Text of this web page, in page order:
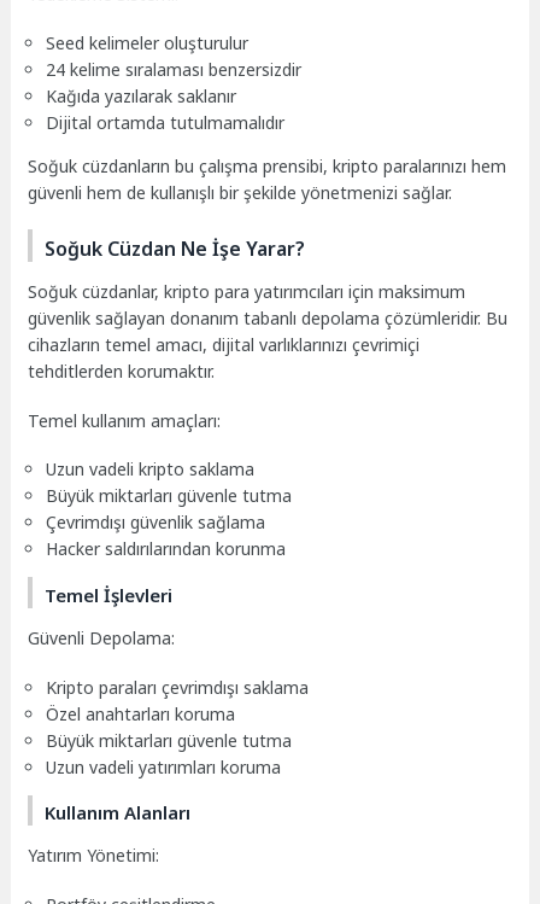
Seed kelimeler oluşturulur
24 kelime sıralaması benzersizdir
Kağıda yazılarak saklanır
Dijital ortamda tutulmamalıdır
Soğuk cüzdanların bu çalışma prensibi, kripto paralarınızı hem
güvenli hem de kullanışlı bir şekilde yönetmenizi sağlar.
Soğuk Cüzdan Ne İşe Yarar?
Soğuk cüzdanlar, kripto para yatırımcıları için maksimum
güvenlik sağlayan donanım tabanlı depolama çözümleridir. Bu
cihazların temel amacı, dijital varlıklarınızı çevrimiçi
tehditlerden korumaktır.
Temel kullanım amaçları:
Uzun vadeli kripto saklama
Büyük miktarları güvenle tutma
Çevrimdışı güvenlik sağlama
Hacker saldırılarından korunma
Temel İşlevleri
Güvenli Depolama:
Kripto paraları çevrimdışı saklama
Özel anahtarları koruma
Büyük miktarları güvenle tutma
Uzun vadeli yatırımları koruma
Kullanım Alanları
Yatırım Yönetimi: